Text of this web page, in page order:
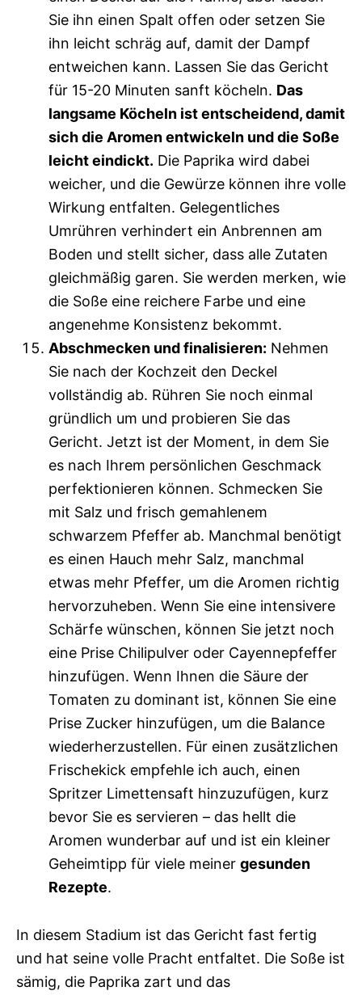
Sie ihn einen Spalt offen oder setzen Sie
ihn leicht schräg auf, damit der Dampf
entweichen kann. Lassen Sie das Gericht
für 15-20 Minuten sanft köcheln. Das
langsame Köcheln ist entscheidend, damit
sich die Aromen entwickeln und die Soße
leicht eindickt. Die Paprika wird dabei
weicher, und die Gewürze können ihre volle
Wirkung entfalten. Gelegentliches
Umrühren verhindert ein Anbrennen am
Boden und stellt sicher, dass alle Zutaten
gleichmäßig garen. Sie werden merken, wie
die Soße eine reichere Farbe und eine
angenehme Konsistenz bekommt.
Abschmecken und finalisieren: Nehmen
Sie nach der Kochzeit den Deckel
vollständig ab. Rühren Sie noch einmal
gründlich um und probieren Sie das
Gericht. Jetzt ist der Moment, in dem Sie
es nach Ihrem persönlichen Geschmack
perfektionieren können. Schmecken Sie
mit Salz und frisch gemahlenem
schwarzem Pfeffer ab. Manchmal benötigt
es einen Hauch mehr Salz, manchmal
etwas mehr Pfeffer, um die Aromen richtig
hervorzuheben. Wenn Sie eine intensivere
Schärfe wünschen, können Sie jetzt noch
eine Prise Chilipulver oder Cayennepfeffer
hinzufügen. Wenn Ihnen die Säure der
Tomaten zu dominant ist, können Sie eine
Prise Zucker hinzufügen, um die Balance
wiederherzustellen. Für einen zusätzlichen
Frischekick empfehle ich auch, einen
Spritzer Limettensaft hinzuzufügen, kurz
bevor Sie es servieren – das hellt die
Aromen wunderbar auf und ist ein kleiner
Geheimtipp für viele meiner gesunden
Rezepte.
In diesem Stadium ist das Gericht fast fertig
und hat seine volle Pracht entfaltet. Die Soße ist
sämig, die Paprika zart und das